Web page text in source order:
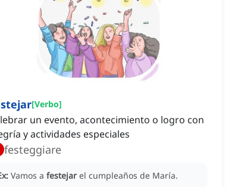
[Verbo]
un evento, acontecimiento o logro con
y actividades especiales
festeggiare
Vamos a festejar el cumpleaños de María.